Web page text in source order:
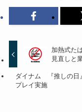
加熱式た
見直しと
ダイナム 『推しの日
プレイ実施